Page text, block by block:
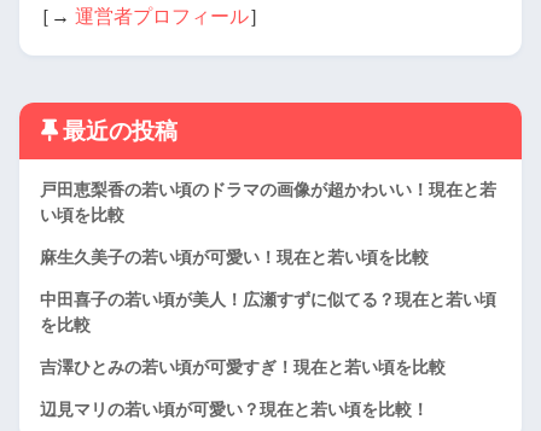
［→ 運営者プロフィール］
最近の投稿
戸田恵梨香の若い頃のドラマの画像が超かわいい！現在と若
い頃を比較
麻生久美子の若い頃が可愛い！現在と若い頃を比較
中田喜子の若い頃が美人！広瀬すずに似てる？現在と若い頃
を比較
吉澤ひとみの若い頃が可愛すぎ！現在と若い頃を比較
辺見マリの若い頃が可愛い？現在と若い頃を比較！